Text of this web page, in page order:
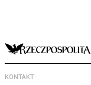
KONTAKT